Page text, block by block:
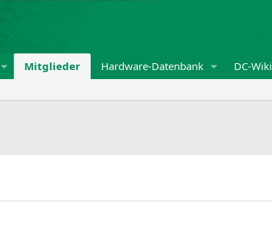
Mitglieder Hardware-Datenbank DC-Wiki